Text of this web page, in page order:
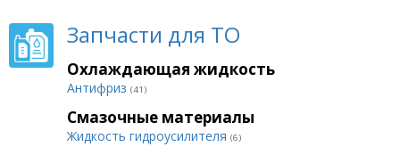
Запчасти для ТО
Охлаждающая жидкость
Антифриз (41)
Смазочные материалы
Жидкость гидроусилителя (6)